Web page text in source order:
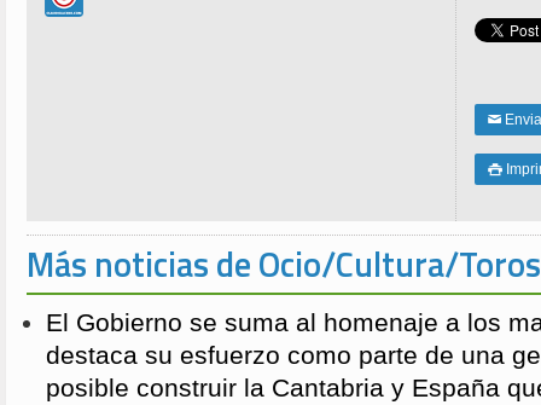
✉

Más noticias de Ocio/Cultura/Toros
El Gobierno se suma al homenaje a los
destaca su esfuerzo como parte de una
posible construir la Cantabria y España